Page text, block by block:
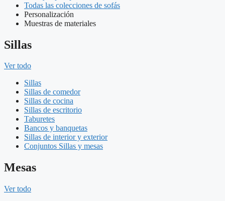
Todas las colecciones de sofás
Personalización
Muestras de materiales
Sillas
Ver todo
Sillas
Sillas de comedor
Sillas de cocina
Sillas de escritorio
Taburetes
Bancos y banquetas
Sillas de interior y exterior
Conjuntos Sillas y mesas
Mesas
Ver todo